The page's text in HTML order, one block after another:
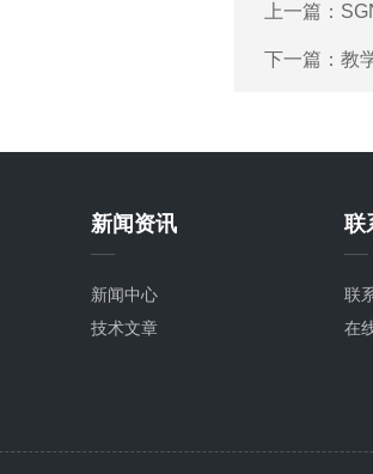
上一篇：
下一篇： 教
新闻资讯
新闻中心
技术文章
联
联
在